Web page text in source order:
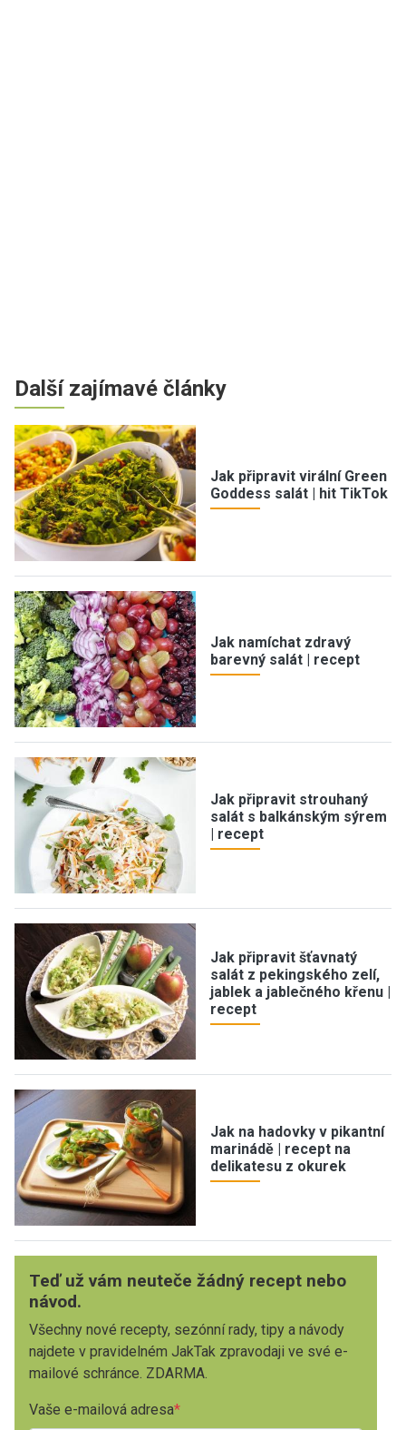
Další zajímavé články
Jak připravit virální Green
Goddess salát | hit TikTok
Jak namíchat zdravý
barevný salát | recept
Jak připravit strouhaný
salát s balkánským sýrem
| recept
Jak připravit šťavnatý
salát z pekingského zelí,
jablek a jablečného křenu |
recept
Jak na hadovky v pikantní
marinádě | recept na
delikatesu z okurek
Teď už vám neuteče žádný recept nebo
návod.
Všechny nové recepty, sezónní rady, tipy a návody
najdete v pravidelném JakTak zpravodaji ve své e-
mailové schránce. ZDARMA.
Vaše e-mailová adresa